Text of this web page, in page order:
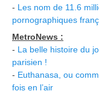
- Les nom de 11.6
pornographiques
MetroNews :
- La belle histoire du
parisien !
- Euthanasa, ou
fois en l’air